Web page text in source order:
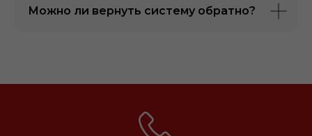
Можно ли вернуть систему обратно?